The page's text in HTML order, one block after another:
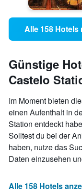
Alle 158 Hotels
Günstige
Castelo
Im Moment bieten
einen Aufenthalt in
Station entdeckt
Solltest du bei der
haben, nutze das
Daten einzusehen
Alle 158 Hotels